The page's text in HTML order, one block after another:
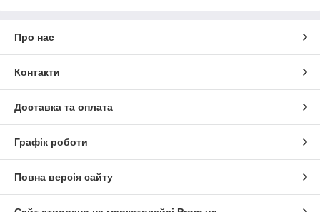
Про нас
Контакти
Доставка та оплата
Графік роботи
Повна версія сайту